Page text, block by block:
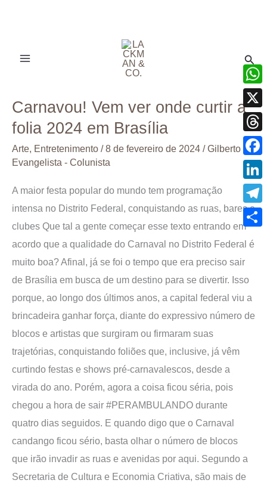
Carnavou! Vem ver onde curtir a
folia 2024 em Brasília
Arte, Entretenimento /8 de fevereiro de 2024 /Gilberto
Evangelista - Colunista
A maior festa popular do mundo tem programação
intensa no Distrito Federal, conquistando as ruas, bares e
clubes Que tal a gente começar esse texto entrando em
acordo que a qualidade do Carnaval no Distrito Federal é
muito boa? Afinal, já se foi o tempo que era preciso sair
de Brasília em busca de um destino para se divertir. Isso
porque, ao longo dos últimos anos, a capital federal viu a
brincadeira ganhar força, diante do expressivo número de
blocos e artistas que surgiram ou firmaram suas
trajetórias, conquistando foliões que, inclusive, já vêm
curtindo festas e shows pré-carnavalescos, desde a
virada do ano. Porém, agora a coisa ficou séria, pois
chegou a hora de sair #PERAMBULANDO durante
quatro dias seguidos. E quando digo que o Carnaval
candango ficou sério, basta olhar o número de blocos
que irão invadir as ruas e avenidas por aqui. Segundo a
Secretaria de Cultura e Economia Criativa, são mais de
Vem
ver
onde
curtir
X